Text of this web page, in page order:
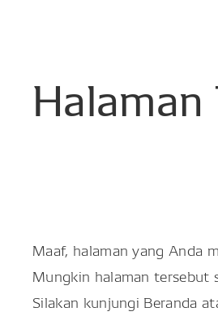
Halaman
Maaf, halaman yang Anda
Mungkin halaman tersebut
Silakan kunjungi Beranda